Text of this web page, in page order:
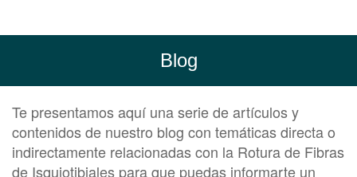
Blog
Te presentamos aquí una serie de artículos y
contenidos de nuestro blog con temáticas directa o
indirectamente relacionadas con la Rotura de Fibras
de Isquiotibiales para que puedas informarte un